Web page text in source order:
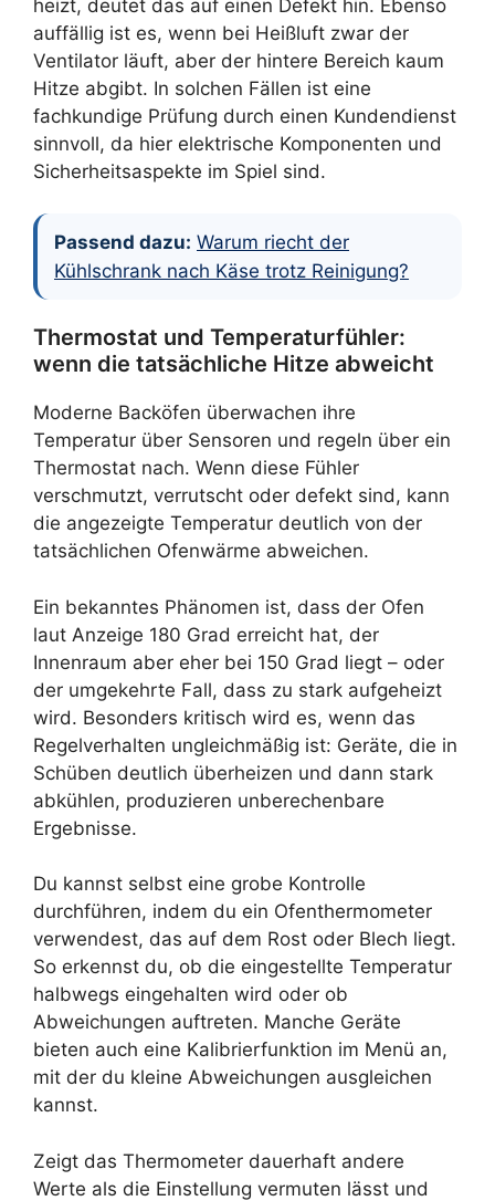
heizt, deutet das auf einen Defekt hin. Ebenso
auffällig ist es, wenn bei Heißluft zwar der
Ventilator läuft, aber der hintere Bereich kaum
Hitze abgibt. In solchen Fällen ist eine
fachkundige Prüfung durch einen Kundendienst
sinnvoll, da hier elektrische Komponenten und
Sicherheitsaspekte im Spiel sind.
Passend dazu: Warum riecht der
Kühlschrank nach Käse trotz Reinigung?
Thermostat und Temperaturfühler:
wenn die tatsächliche Hitze abweicht
Moderne Backöfen überwachen ihre
Temperatur über Sensoren und regeln über ein
Thermostat nach. Wenn diese Fühler
verschmutzt, verrutscht oder defekt sind, kann
die angezeigte Temperatur deutlich von der
tatsächlichen Ofenwärme abweichen.
Ein bekanntes Phänomen ist, dass der Ofen
laut Anzeige 180 Grad erreicht hat, der
Innenraum aber eher bei 150 Grad liegt – oder
der umgekehrte Fall, dass zu stark aufgeheizt
wird. Besonders kritisch wird es, wenn das
Regelverhalten ungleichmäßig ist: Geräte, die in
Schüben deutlich überheizen und dann stark
abkühlen, produzieren unberechenbare
Ergebnisse.
Du kannst selbst eine grobe Kontrolle
durchführen, indem du ein Ofenthermometer
verwendest, das auf dem Rost oder Blech liegt.
So erkennst du, ob die eingestellte Temperatur
halbwegs eingehalten wird oder ob
Abweichungen auftreten. Manche Geräte
bieten auch eine Kalibrierfunktion im Menü an,
mit der du kleine Abweichungen ausgleichen
kannst.
Zeigt das Thermometer dauerhaft andere
Werte als die Einstellung vermuten lässt und